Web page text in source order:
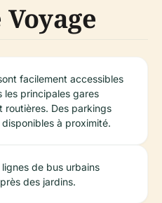
facilement accessibles
les principales gares
routières. Des parkings
à proximité.
lignes de bus urbains
des jardins.